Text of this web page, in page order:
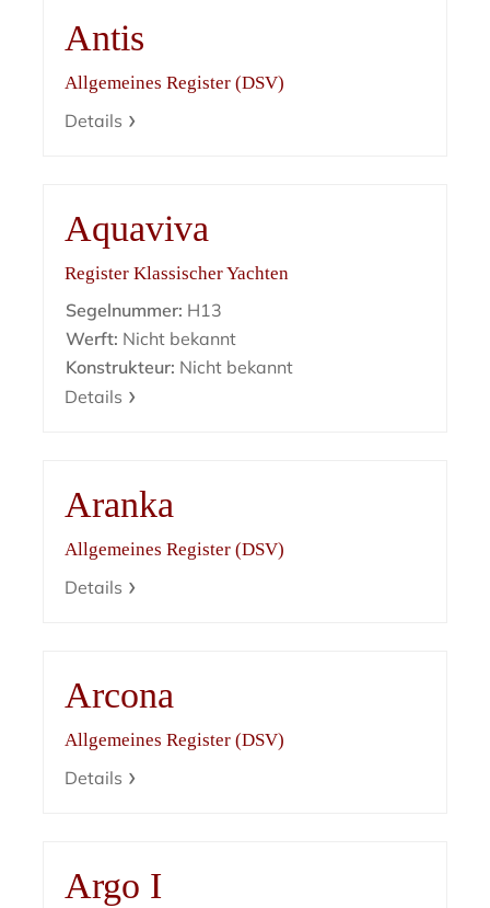
Antis
Allgemeines Register (DSV)
Details
Aquaviva
Register Klassischer Yachten
Segelnummer: H13
Werft: Nicht bekannt
Konstrukteur: Nicht bekannt
Details
Aranka
Allgemeines Register (DSV)
Details
Arcona
Allgemeines Register (DSV)
Details
Argo I